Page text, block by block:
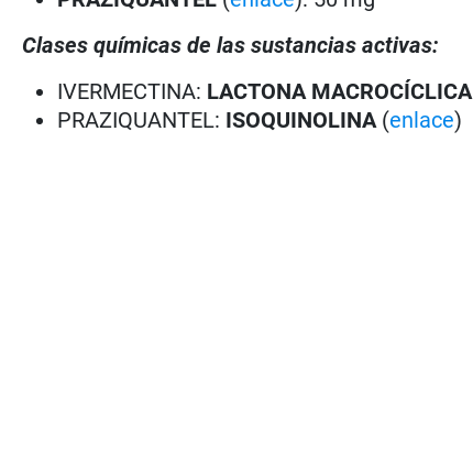
Clases químicas de las sustancias activas:
IVERMECTINA: LACTONA MACROCÍCLICA
PRAZIQUANTEL: ISOQUINOLINA (enlace)